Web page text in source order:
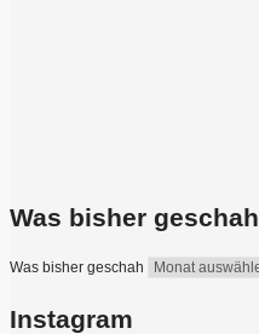
Was bisher geschah
Was bisher geschah
Instagram